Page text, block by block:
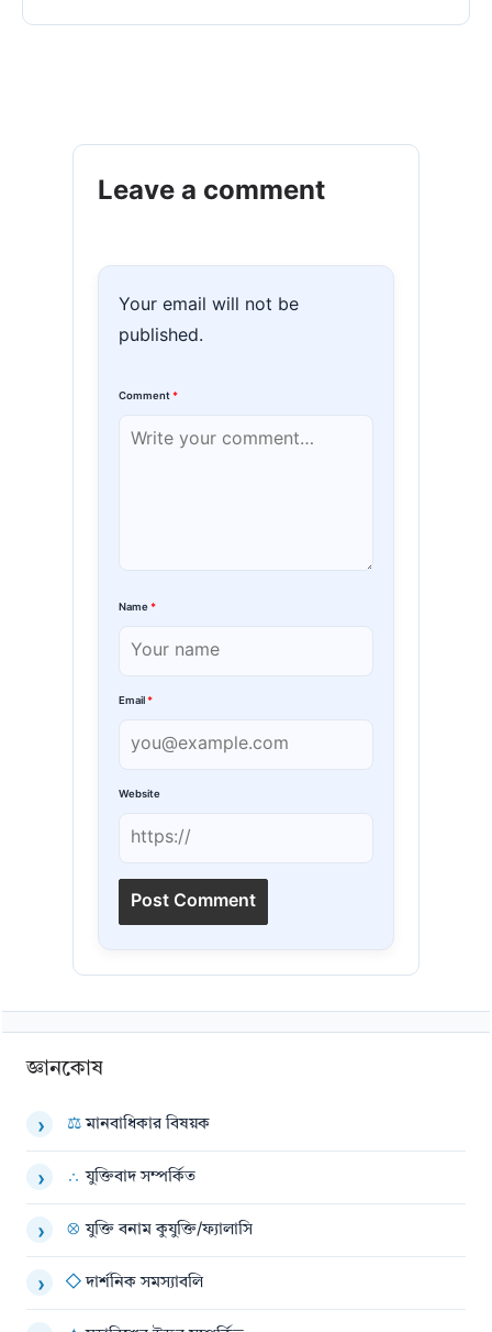
Leave a comment
Your email will not be
published.
Comment *
Name *
Email *
Website
জ্ঞানকোষ
› ⚖ মানবাধিকার বিষয়ক
› ∴ যুক্তিবাদ সম্পর্কিত
› ⊗ যুক্তি বনাম কুযুক্তি/ফ্যালাসি
› ◇ দার্শনিক সমস্যাবলি